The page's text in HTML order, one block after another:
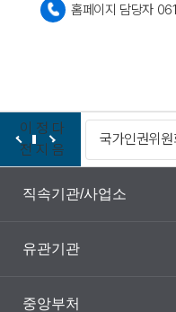
홈페이지 담당자
이
전
정
지
다
음
국가인권위원회
직속기관/사업소
유관기관
중앙부처